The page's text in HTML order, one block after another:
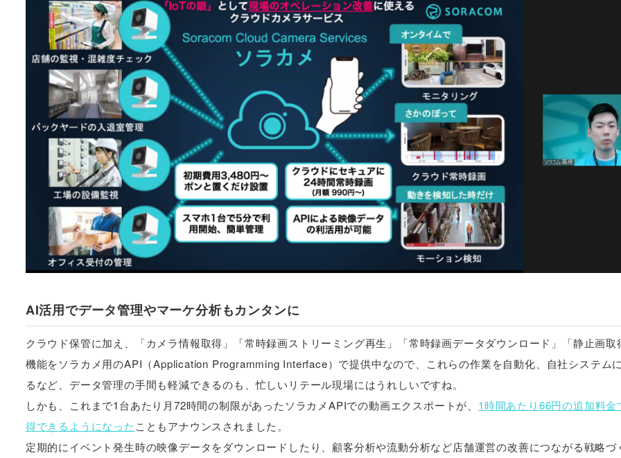
AI活用でデータ管理やマーケ分析もカンタンに
クラウド保管に加え、「カメラ情報取得」「常時録画ストリーミング再生」「常時録画データダウンロード」「静止画取
機能をソラカメ用のAPI（Application Programming Interface）で提供中なので、これらの作業を自動化、自社システム
るなど、データ管理の手間も軽減できるのも、忙しいリテール現場にはうれしいですね。
しかも、これまで1台あたり月72時間の制限があったソラカメAPIでの動画エクスポートが、 1時間あたり66円の追加料金
得できるようになった こともアナウンスされました。
定期的にイベント発生時の映像データをダウンロードしたり、顧客分析や流動分析など店舗運営の改善につながる戦略づ